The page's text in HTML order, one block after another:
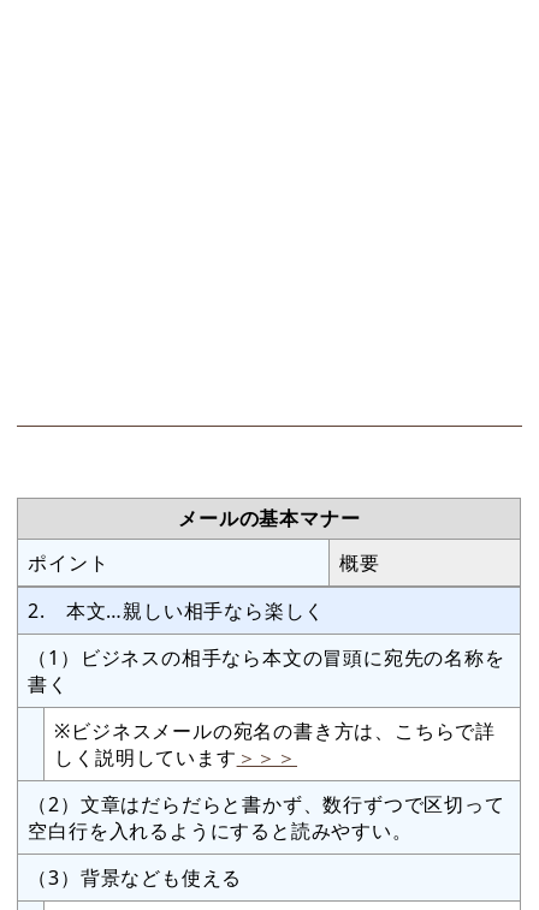
メールの基本マナー
ポイント
概要
2. 本文…親しい相手なら楽しく
（1）ビジネスの相手なら本文の冒頭に宛先の名称を
書く
※ビジネスメールの宛名の書き方は、こちらで詳
しく説明しています ＞＞＞
（2）文章はだらだらと書かず、数行ずつで区切って
空白行を入れるようにすると読みやすい。
（3）背景なども使える